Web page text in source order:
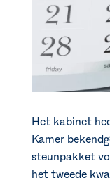
Het kabinet
Kamer
steunpakket
het tweede